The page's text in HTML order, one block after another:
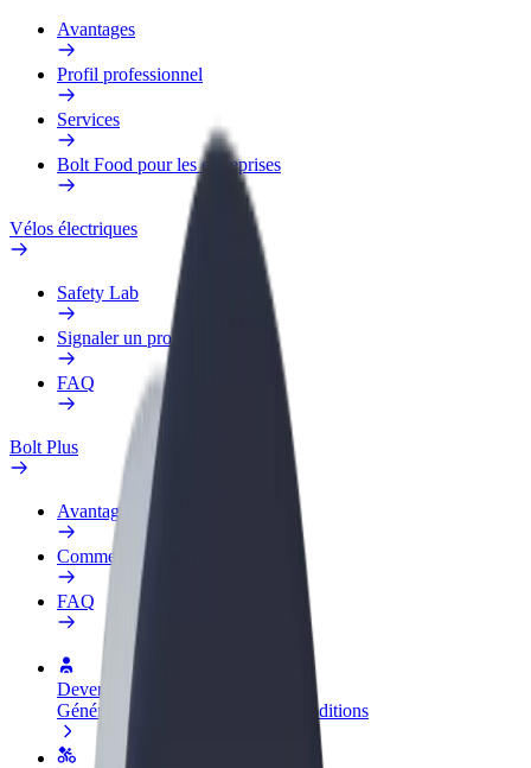
Avantages
Profil professionnel
Services
Bolt Food pour les entreprises
Vélos électriques
Safety Lab
Signaler un problème
FAQ
Bolt Plus
Avantages
Comment s'inscrire
FAQ
Devenir partenaire chauffeur
Générez des revenus selon vos conditions